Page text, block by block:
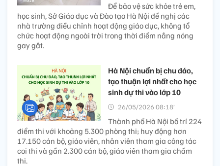
Để bảo vệ sức khỏe trẻ em,
học sinh, Sở Giáo dục và Đào tạo Hà Nội đề nghị các
nhà trường điều chỉnh hoạt động giáo dục, không tổ
chức hoạt động ngoài trời trong thời điểm nắng nóng
gay gắt.
Hà Nội chuẩn bị chu đáo,
tạo thuận lợi nhất cho học
sinh dự thi vào lớp 10
26/05/2026 08:18’
Thành phố Hà Nội bố trí 224
điểm thi với khoảng 5.300 phòng thi; huy động hơn
17.150 cán bộ, giáo viên, nhân viên tham gia công tác
coi thi và gần 2.300 cán bộ, giáo viên tham gia chấm
thi.